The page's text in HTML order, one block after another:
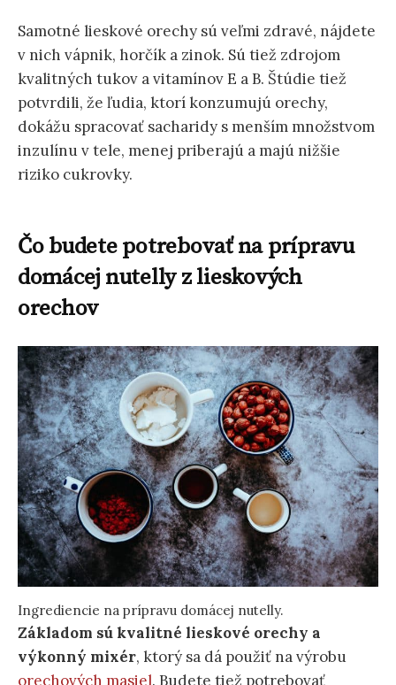
Samotné lieskové orechy sú veľmi zdravé, nájdete
v nich vápnik, horčík a zinok. Sú tiež zdrojom
kvalitných tukov a vitamínov E a B. Štúdie tiež
potvrdili, že ľudia, ktorí konzumujú orechy,
dokážu spracovať sacharidy s menším množstvom
inzulínu v tele, menej priberajú a majú nižšie
riziko cukrovky.
Čo budete potrebovať na prípravu
domácej nutelly z lieskových
orechov
Ingrediencie na prípravu domácej nutelly.
Základom sú kvalitné lieskové orechy a
výkonný mixér, ktorý sa dá použiť na výrobu
orechových masiel. Budete tiež potrebovať